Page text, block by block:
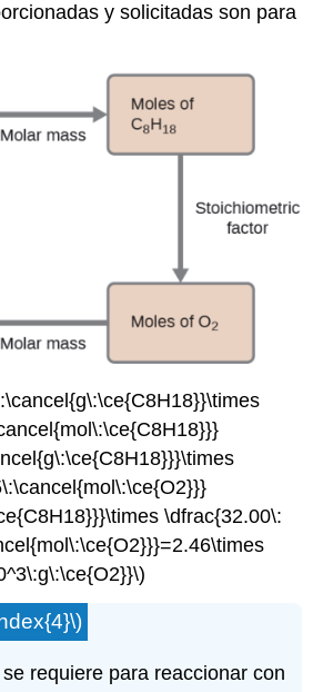
y solicitadas son para
\dfrac{32.00\:
requiere para reaccionar con